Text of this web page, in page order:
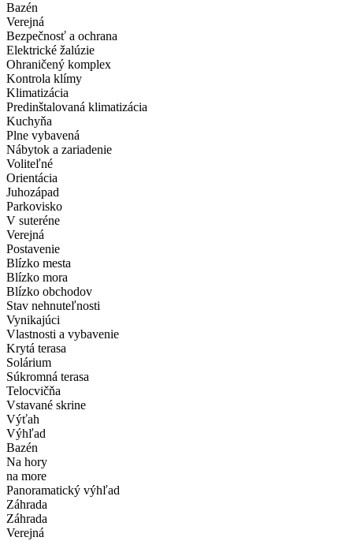
Bazén
Verejná
Bezpečnosť a ochrana
Elektrické žalúzie
Ohraničený komplex
Kontrola klímy
Klimatizácia
Predinštalovaná klimatizácia
Kuchyňa
Plne vybavená
Nábytok a zariadenie
Voliteľné
Orientácia
Juhozápad
Parkovisko
V suteréne
Verejná
Postavenie
Blízko mesta
Blízko mora
Blízko obchodov
Stav nehnuteľnosti
Vynikajúci
Vlastnosti a vybavenie
Krytá terasa
Solárium
Súkromná terasa
Telocvičňa
Vstavané skrine
Výťah
Výhľad
Bazén
Na hory
na more
Panoramatický výhľad
Záhrada
Záhrada
Verejná